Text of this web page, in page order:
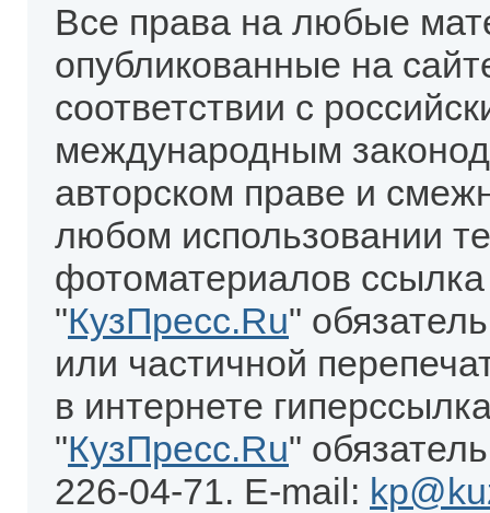
Все права на любые
опубликованные на
соответствии с
международным
авторском праве и
любом использовании
фотоматериалов
"КузПресс.Ru"
или частичной
в интернете
"КузПресс.Ru"
226-04-71. E-mail: